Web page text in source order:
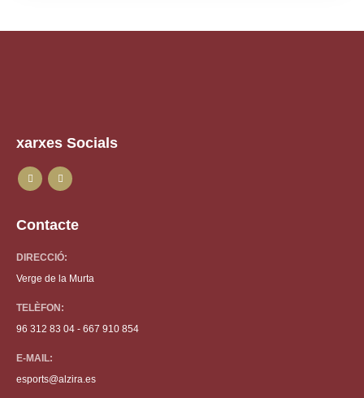
xarxes Socials
Contacte
DIRECCIÓ:
Verge de la Murta
TELÈFON:
96 312 83 04 - 667 910 854
E-MAIL:
esports@alzira.es